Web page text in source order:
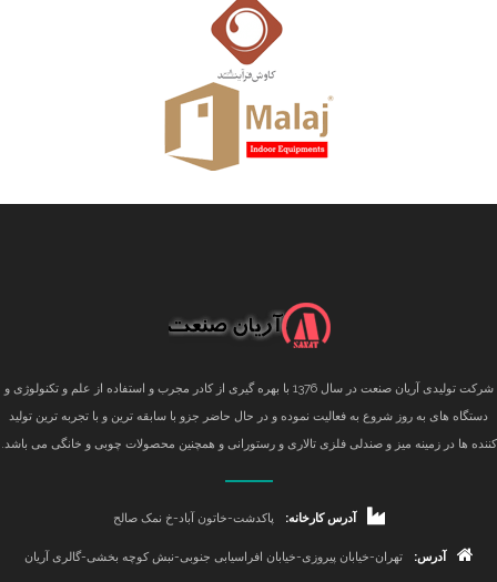
شرکت تولیدی آریان صنعت در سال 1376 با بهره گیری از کادر مجرب و استفاده از علم و تکنولوژی و
دستگاه های به روز شروع به فعالیت نموده و در حال حاضر جزو با سابقه ترین و با تجربه ترین تولید
کننده ها در زمینه میز و صندلی فلزی تالاری و رستورانی و همچنین محصولات چوبی و خانگی می باشد.
آدرس کارخانه: پاکدشت-خاتون آباد-خ نمک صالح
آدرس: تهران-خیابان پیروزی-خیابان افراسیابی جنوبی-نبش کوچه بخشی-گالری آریان